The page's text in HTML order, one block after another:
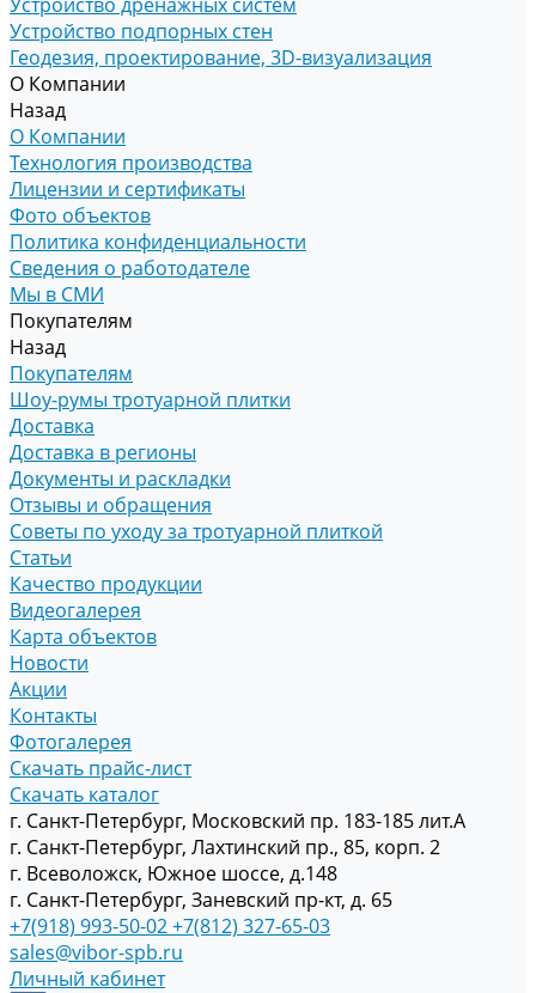
Устройство подпорных стен
Геодезия, проектирование, 3D-визуализация
О Компании
Назад
О Компании
Технология производства
Лицензии и сертификаты
Фото объектов
Политика конфиденциальности
Сведения о работодателе
Мы в СМИ
Покупателям
Назад
Покупателям
Шоу-румы тротуарной плитки
Доставка
Доставка в регионы
Документы и раскладки
Отзывы и обращения
Советы по уходу за тротуарной плиткой
Статьи
Качество продукции
Видеогалерея
Карта объектов
Новости
Акции
Контакты
Фотогалерея
Скачать прайс-лист
Скачать каталог
г. Санкт-Петербург, Московский пр. 183-185 лит.А
г. Санкт-Петербург, Лахтинский пр., 85, корп. 2
г. Всеволожск, Южное шоссе, д.148
г. Санкт-Петербург, Заневский пр-кт, д. 65
+7(918) 993-50-02+7(812) 327-65-03
sales@vibor-spb.ru
Личный кабинет